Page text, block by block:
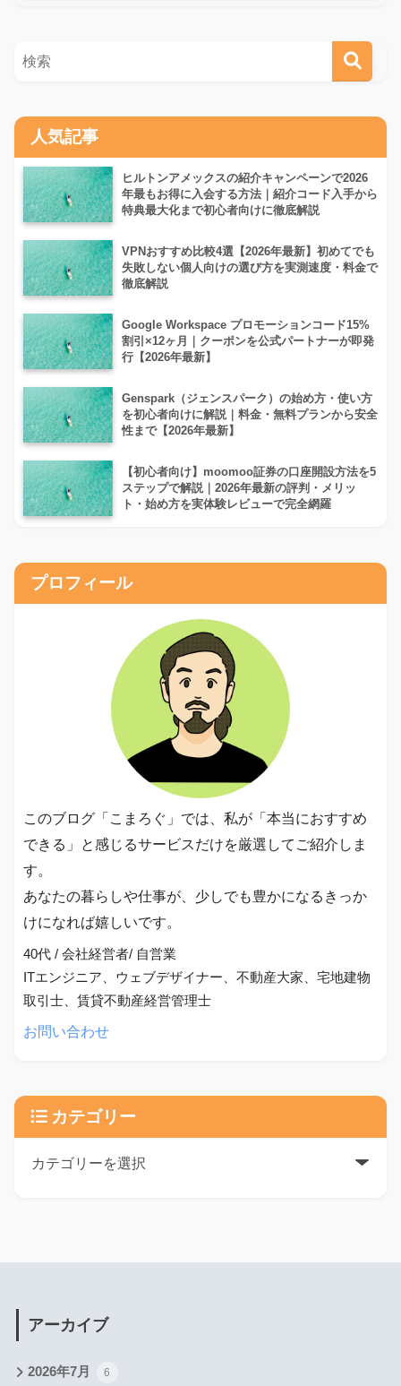
人気記事
ヒルトンアメックスの紹介キャンペーンで2026
年最もお得に入会する方法｜紹介コード入手から
特典最大化まで初心者向けに徹底解説
VPNおすすめ比較4選【2026年最新】初めてでも
失敗しない個人向けの選び方を実測速度・料金で
徹底解説
Google Workspace プロモーションコード15%
割引×12ヶ月｜クーポンを公式パートナーが即発
行【2026年最新】
Genspark（ジェンスパーク）の始め方・使い方
を初心者向けに解説｜料金・無料プランから安全
性まで【2026年最新】
【初心者向け】moomoo証券の口座開設方法を5
ステップで解説｜2026年最新の評判・メリッ
ト・始め方を実体験レビューで完全網羅
プロフィール
このブログ「こまろぐ」では、私が「本当におすすめ
できる」と感じるサービスだけを厳選してご紹介しま
す。
あなたの暮らしや仕事が、少しでも豊かになるきっか
けになれば嬉しいです。
40代 / 会社経営者/ 自営業
ITエンジニア、ウェブデザイナー、不動産大家、宅地建物
取引士、賃貸不動産経営管理士
お問い合わせ
カテゴリー
アーカイブ
2026年7月 6